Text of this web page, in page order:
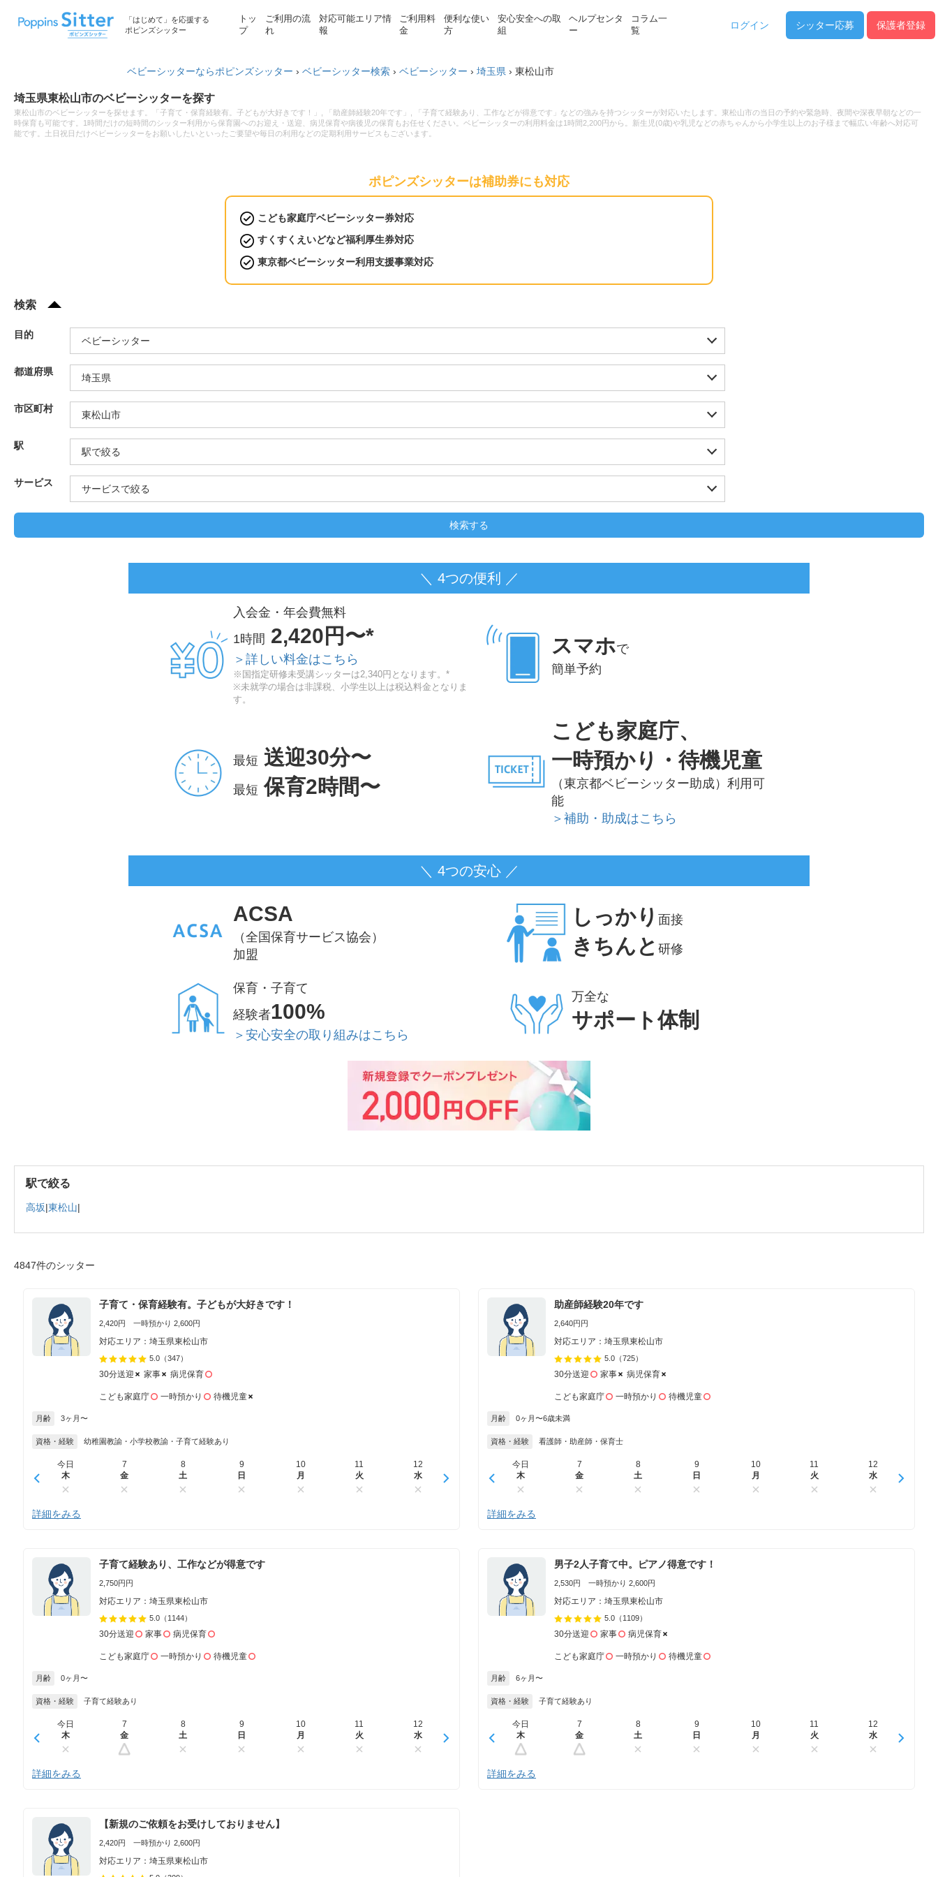
「はじめて」を応援する
ポピンズシッター
トッ
プ
ご利用の流
れ
対応可能エリア情
報
ご利用料
金
便利な使い
方
安心安全への取
組
ヘルプセンタ
ー
コラム一
覧
ログイン シッター応募 保護者登録
ベビーシッターならポピンズシッター › ベビーシッター検索 › ベビーシッター › 埼玉県 › 東松山市
埼玉県東松山市のベビーシッターを探す
東松山市のベビーシッターを探せます。「子育て・保育経験有。子どもが大好きです！」, 「助産師経験20年です」, 「子育て経験あり、工作などが得意です」などの強みを持つシッターが対応いたします。東松山市の当日の予約や緊急時、夜間や深夜早朝などの一
時保育も可能です。1時間だけの短時間のシッター利用から保育園へのお迎え・送迎、病児保育や病後児の保育もお任せください。ベビーシッターの利用料金は1時間2,200円から。新生児(0歳)や乳児などの赤ちゃんから小学生以上のお子様まで幅広い年齢へ対応可
能です。土日祝日だけベビーシッターをお願いしたいといったご要望や毎日の利用などの定期利用サービスもございます。
ポピンズシッターは補助券にも対応
こども家庭庁ベビーシッター券対応
すくすくえいどなど福利厚生券対応
東京都ベビーシッター利用支援事業対応
検索
目的
都道府県
市区町村
駅
サービス
＼ 4つの便利 ／
入会金・年会費無料
1時間 2,420円〜*
＞詳しい料金はこちら
※国指定研修未受講シッターは2,340円となります。*
※未就学の場合は非課税、小学生以上は税込料金となりま
す。
スマホで
簡単予約
最短 送迎30分〜
最短 保育2時間〜
こども家庭庁、
一時預かり・待機児童
（東京都ベビーシッター助成）利用可
能
＞補助・助成はこちら
＼ 4つの安心 ／
ACSA
（全国保育サービス協会）
加盟
しっかり面接
きちんと研修
保育・子育て
経験者100%
＞安心安全の取り組みはこちら
万全な
サポート体制
駅で絞る
高坂|東松山|
4847件のシッター
子育て・保育経験有。子どもが大好きです！
2,420円 一時預かり 2,600円
対応エリア：埼玉県東松山市
5.0 （347）
30分送迎 家事 病児保育
こども家庭庁 一時預かり 待機児童
月齢 3ヶ月〜
資格・経験 幼稚園教諭・小学校教諭・子育て経験あり
今日
木
7
金
8
土
9
日
10
月
11
火
12
水
詳細をみる
助産師経験20年です
2,640円円
対応エリア：埼玉県東松山市
5.0 （725）
30分送迎 家事 病児保育
こども家庭庁 一時預かり 待機児童
月齢 0ヶ月〜6歳未満
資格・経験 看護師・助産師・保育士
今日
木
7
金
8
土
9
日
10
月
11
火
12
水
詳細をみる
子育て経験あり、工作などが得意です
2,750円円
対応エリア：埼玉県東松山市
5.0 （1144）
30分送迎 家事 病児保育
こども家庭庁 一時預かり 待機児童
月齢 0ヶ月〜
資格・経験 子育て経験あり
今日
木
7
金
8
土
9
日
10
月
11
火
12
水
詳細をみる
男子2人子育て中。ピアノ得意です！
2,530円 一時預かり 2,600円
対応エリア：埼玉県東松山市
5.0 （1109）
30分送迎 家事 病児保育
こども家庭庁 一時預かり 待機児童
月齢 6ヶ月〜
資格・経験 子育て経験あり
今日
木
7
金
8
土
9
日
10
月
11
火
12
水
詳細をみる
【新規のご依頼をお受けしておりません】
2,420円 一時預かり 2,600円
対応エリア：埼玉県東松山市